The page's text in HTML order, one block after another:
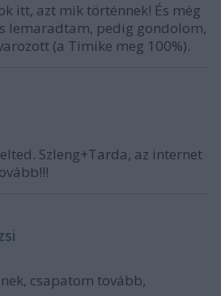
itt, azt mik történnek! És még
lemaradtam, pedig gondolom,
(a Timike meg 100%).
Szleng+Tarda, az internet
csapatom tovább,